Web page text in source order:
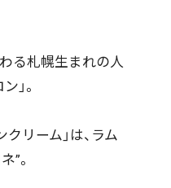
る札幌生まれの人
」。
リーム」は、ラム
”。